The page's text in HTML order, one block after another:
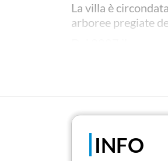
La villa è
arboree pregiate
dell’Università di
Il parco è stato
con più di 600
Il parco di Villa
INFO